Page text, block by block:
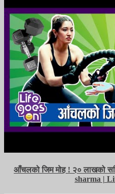
आँचलको जिम मोह ! २० लाखको
sharma |